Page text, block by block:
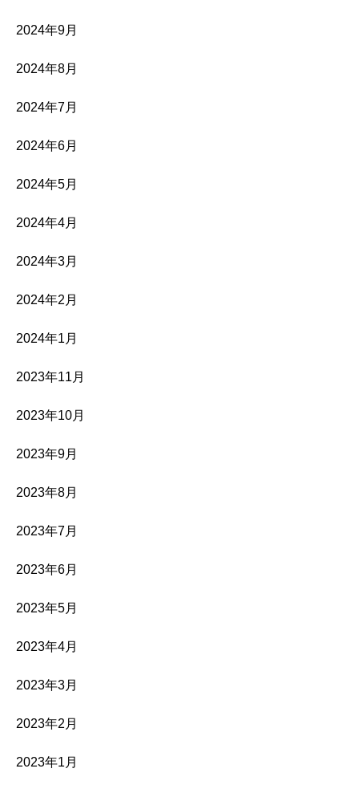
2024年9月
2024年8月
2024年7月
2024年6月
2024年5月
2024年4月
2024年3月
2024年2月
2024年1月
2023年11月
2023年10月
2023年9月
2023年8月
2023年7月
2023年6月
2023年5月
2023年4月
2023年3月
2023年2月
2023年1月